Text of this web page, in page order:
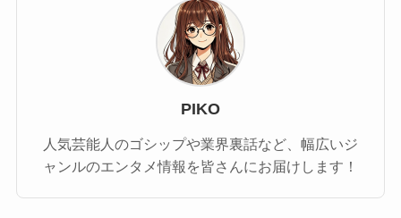
PIKO
人気芸能人のゴシップや業界裏話など、幅広いジ
ャンルのエンタメ情報を皆さんにお届けします！